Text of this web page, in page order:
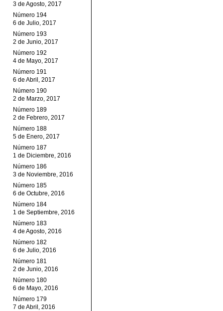
3 de Agosto, 2017
Número 194
6 de Julio, 2017
Número 193
2 de Junio, 2017
Número 192
4 de Mayo, 2017
Número 191
6 de Abril, 2017
Número 190
2 de Marzo, 2017
Número 189
2 de Febrero, 2017
Número 188
5 de Enero, 2017
Número 187
1 de Diciembre, 2016
Número 186
3 de Noviembre, 2016
Número 185
6 de Octubre, 2016
Número 184
1 de Septiembre, 2016
Número 183
4 de Agosto, 2016
Número 182
6 de Julio, 2016
Número 181
2 de Junio, 2016
Número 180
6 de Mayo, 2016
Número 179
7 de Abril, 2016